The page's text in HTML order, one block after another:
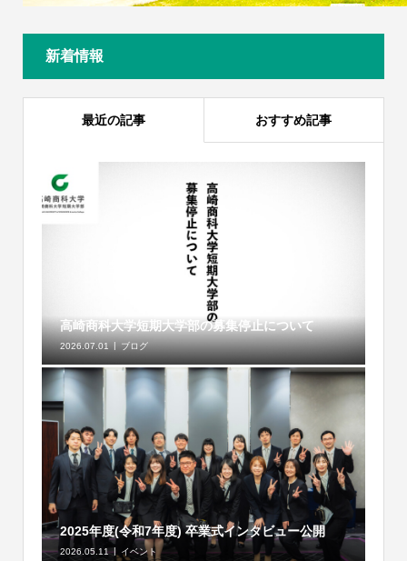
新着情報
最近の記事 おすすめ記事
高崎商科大学短期大学部の募集停止について
2026.07.01 ブログ
2025年度(令和7年度) 卒業式インタビュー公開
2026.05.11 イベント